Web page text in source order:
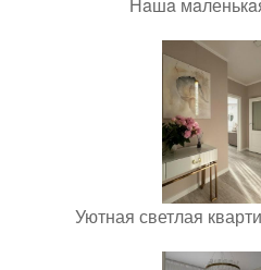
Уютная светлая